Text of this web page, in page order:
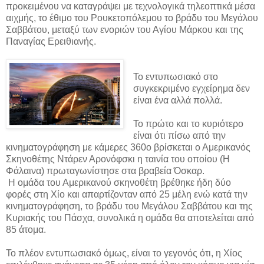
προκειμένου να καταγράψει με τεχνολογικά τηλεοπτικά μέσα
αιχμής, το έθιμο του Ρουκετοπόλεμου το βράδυ του Μεγάλου
Σαββάτου, μεταξύ των ενοριών του Αγίου Μάρκου και της
Παναγίας Ερειθιανής.
Το εντυπωσιακό στο
συγκεκριμένο εγχείρημα δεν
είναι ένα αλλά πολλά.
Το πρώτο και το κυριότερο
είναι ότι πίσω από την
κινηματογράφηση με κάμερες 360ο βρίσκεται ο Αμερικανός
Σκηνοθέτης Ντάρεν Αρονόφσκι η ταινία του οποίου (Η
Φάλαινα) πρωταγωνίστησε στα βραβεία Όσκαρ.
Η ομάδα του Αμερικανού σκηνοθέτη βρέθηκε ήδη δύο
φορές στη Χίο και απαρτίζονταν από 25 μέλη ενώ κατά την
κινηματογράφηση, το βράδυ του Μεγάλου Σαββάτου και της
Κυριακής του Πάσχα, συνολικά η ομάδα θα αποτελείται από
85 άτομα.
Το πλέον εντυπωσιακό όμως, είναι το γεγονός ότι, η Χίος